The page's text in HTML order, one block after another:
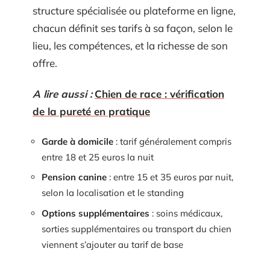
structure spécialisée ou plateforme en ligne,
chacun définit ses tarifs à sa façon, selon le
lieu, les compétences, et la richesse de son
offre.
A lire aussi : Chien de race : vérification
de la pureté en pratique
Garde à domicile : tarif généralement compris
entre 18 et 25 euros la nuit
Pension canine : entre 15 et 35 euros par nuit,
selon la localisation et le standing
Options supplémentaires : soins médicaux,
sorties supplémentaires ou transport du chien
viennent s’ajouter au tarif de base